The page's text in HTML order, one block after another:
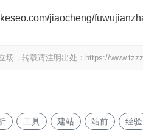
jiaocheng/
场，转载请注明出处： https://
工具 建站 站前 经验